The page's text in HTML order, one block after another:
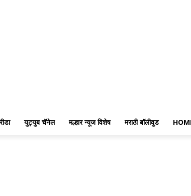
युट्युब चॅनेल मल्हार न्यूज विशेष मराठी बॉलीवुड